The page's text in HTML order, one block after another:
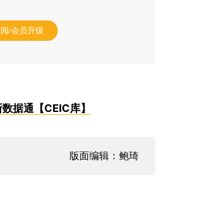
/会员升级
据通【CEIC库】
版面编辑：鲍琦